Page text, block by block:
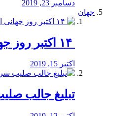
دسامبر 23, 2019
جهان
اکتبر 15, 2019
تبلیغ جالب